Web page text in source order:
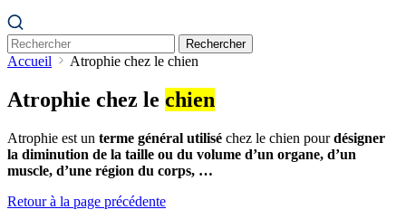
Rechercher
Accueil Atrophie chez le chien
Atrophie chez le chien
Atrophie est un terme général utilisé chez le chien pourdésigner
la diminution de la taille ou du volume d’un organe, d’un
muscle, d’une région du corps, …
Retour à la page précédente